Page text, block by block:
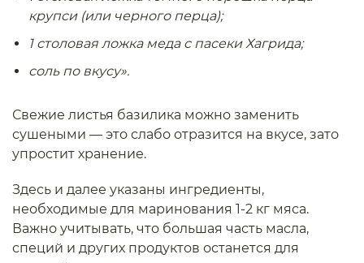
крупси (или черного перца);
1 столовая ложка меда с пасеки Хагрида;
соль по вкусу».
Свежие листья базилика можно заменить
сушеными — это слабо отразится на вкусе, зато
упростит хранение.
Здесь и далее указаны ингредиенты,
необходимые для маринования 1-2 кг мяса.
Важно учитывать, что большая часть масла,
специй и других продуктов останется для